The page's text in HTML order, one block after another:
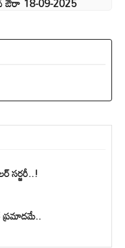
సర్జరీ..!
ప్రమాదమే..